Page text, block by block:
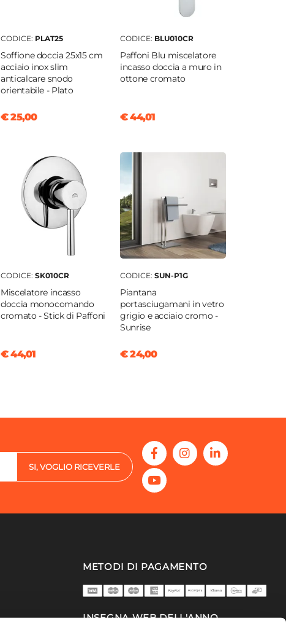
CODICE: PLAT25
Soffione doccia 25x15 cm
acciaio inox slim
anticalcare snodo
orientabile - Plato
€ 25,00
CODICE: BLU010CR
Paffoni Blu miscelatore
incasso doccia a muro in
ottone cromato
€ 44,01
CODICE: SK010CR
Miscelatore incasso
doccia monocomando
cromato - Stick di Paffoni
€ 44,01
CODICE: SUN-P1G
Piantana
portasciugamani in vetro
grigio e acciaio cromo -
Sunrise
€ 24,00
SI, VOGLIO RICEVERLE
METODI DI PAGAMENTO
INSEGNA WEB DELL'ANNO